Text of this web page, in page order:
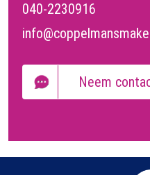
040-2230916
Neem